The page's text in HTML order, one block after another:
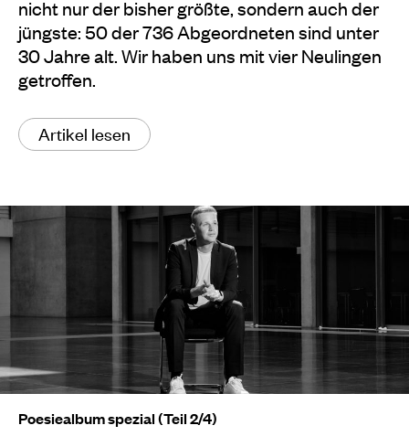
nicht nur der bisher größte, sondern auch der
jüngste: 50 der 736 Abgeordneten sind unter
30 Jahre alt. Wir haben uns mit vier Neulingen
getroffen.
Artikel lesen
Poesiealbum spezial (Teil 2/4)